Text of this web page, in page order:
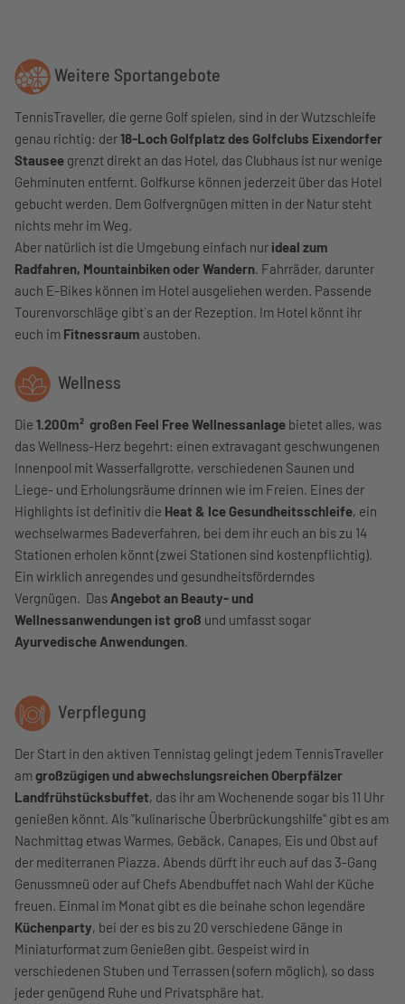
Weitere Sportangebote
TennisTraveller, die gerne Golf spielen, sind in der Wutzschleife
genau richtig: der18-Loch Golfplatz des Golfclubs Eixendorfer
Stausee grenzt direkt an das Hotel, das Clubhaus ist nur wenige
Gehminuten entfernt. Golfkurse können jederzeit über das Hotel
gebucht werden. Dem Golfvergnügen mitten in der Natur steht
nichts mehr im Weg.
Aber natürlich ist die Umgebung einfach nur ideal zum
Radfahren, Mountainbiken oder Wandern. Fahrräder, darunter
auch E-Bikes können im Hotel ausgeliehen werden. Passende
Tourenvorschläge gibt`s an der Rezeption. Im Hotel könnt ihr
euch im Fitnessraum austoben.
Wellness
Die 1.200m² großen Feel Free Wellnessanlage bietet alles, was
das Wellness-Herz begehrt: einen extravagant geschwungenen
Innenpool mit Wasserfallgrotte, verschiedenen Saunen und
Liege- und Erholungsräume drinnen wie im Freien. Eines der
Highlights ist definitiv die Heat & Ice Gesundheitsschleife, ein
wechselwarmes Badeverfahren, bei dem ihr euch an bis zu 14
Stationen erholen könnt (zwei Stationen sind kostenpflichtig).
Ein wirklich anregendes und gesundheitsförderndes
Vergnügen. Das Angebot an Beauty- und
Wellnessanwendungen ist groß und umfasst sogar
Ayurvedische Anwendungen.
Verpflegung
Der Start in den aktiven Tennistag gelingt jedem TennisTraveller
amgroßzügigen und abwechslungsreichen Oberpfälzer
Landfrühstücksbuffet, das ihr am Wochenende sogar bis 11 Uhr
genießen könnt. Als "kulinarische Überbrückungshilfe" gibt es am
Nachmittag etwas Warmes, Gebäck, Canapes, Eis und Obst auf
der mediterranen Piazza. Abends dürft ihr euch auf das 3-Gang
Genussmneü oder auf Chefs Abendbuffet nach Wahl der Küche
freuen. Einmal im Monat gibt es die beinahe schon legendäre
Küchenparty, bei der es bis zu 20 verschiedene Gänge in
Miniaturformat zum Genießen gibt. Gespeist wird in
verschiedenen Stuben und Terrassen (sofern möglich), so dass
jeder genügend Ruhe und Privatsphäre hat.